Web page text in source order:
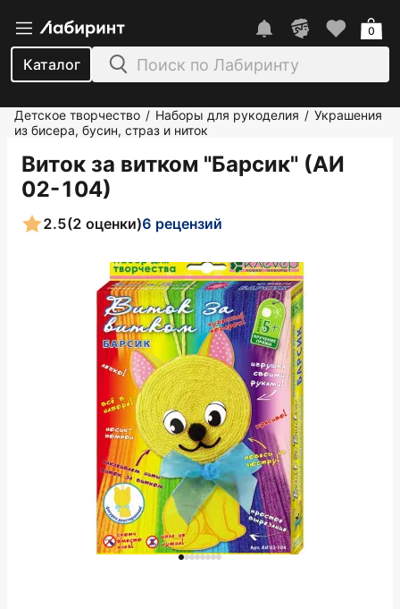
Каталог
0
Детское творчество / Наборы для рукоделия / Украшения
из бисера, бусин, страз и ниток
Виток за витком "Барсик" (АИ
02-104)
2.5(2 оценки)6 рецензий